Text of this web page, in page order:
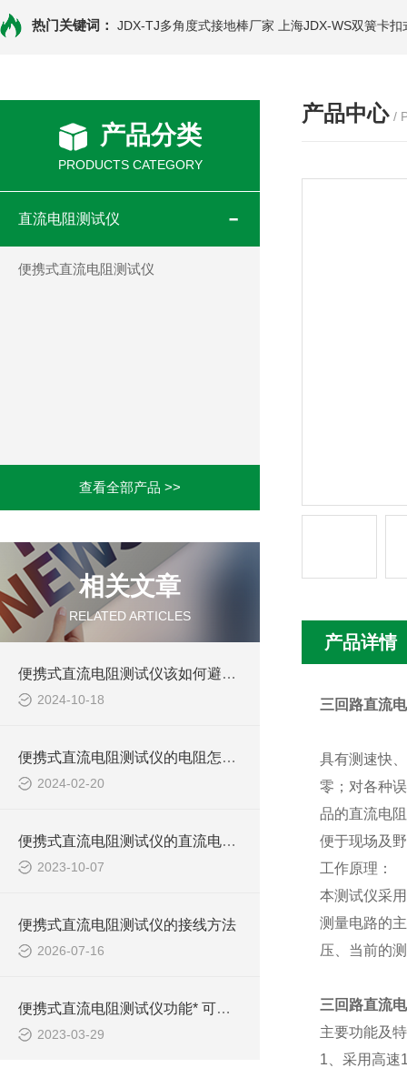
热门关键词： JDX-TJ多角度式接地棒厂家 上海JDX-WS双簧卡
产品分类
PRODUCTS CATEGORY
直流电阻测试仪
便携式直流电阻测试仪
查看全部产品 >>
相关文章
RELATED ARTICLES
便携式直流电阻测试仪该如何避免判别错误
2024-10-18
便携式直流电阻测试仪的电阻怎么测量
2024-02-20
便携式直流电阻测试仪的直流电阻试验
2023-10-07
便携式直流电阻测试仪的接线方法
2026-07-16
便携式直流电阻测试仪功能* 可控性多！
2023-03-29
产品中心 /
产品详情
三回路直流
具有测速快
零；对各种
品的直流电
便于现场及
工作原理：
本测试仪采
测量电路的
压、当前的
三回路直流
主要功能及
1、采用高速